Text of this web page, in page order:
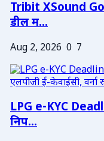
Tribit XSound
डील म...
Aug 2, 2026 0 7
LPG e-KYC
निप...